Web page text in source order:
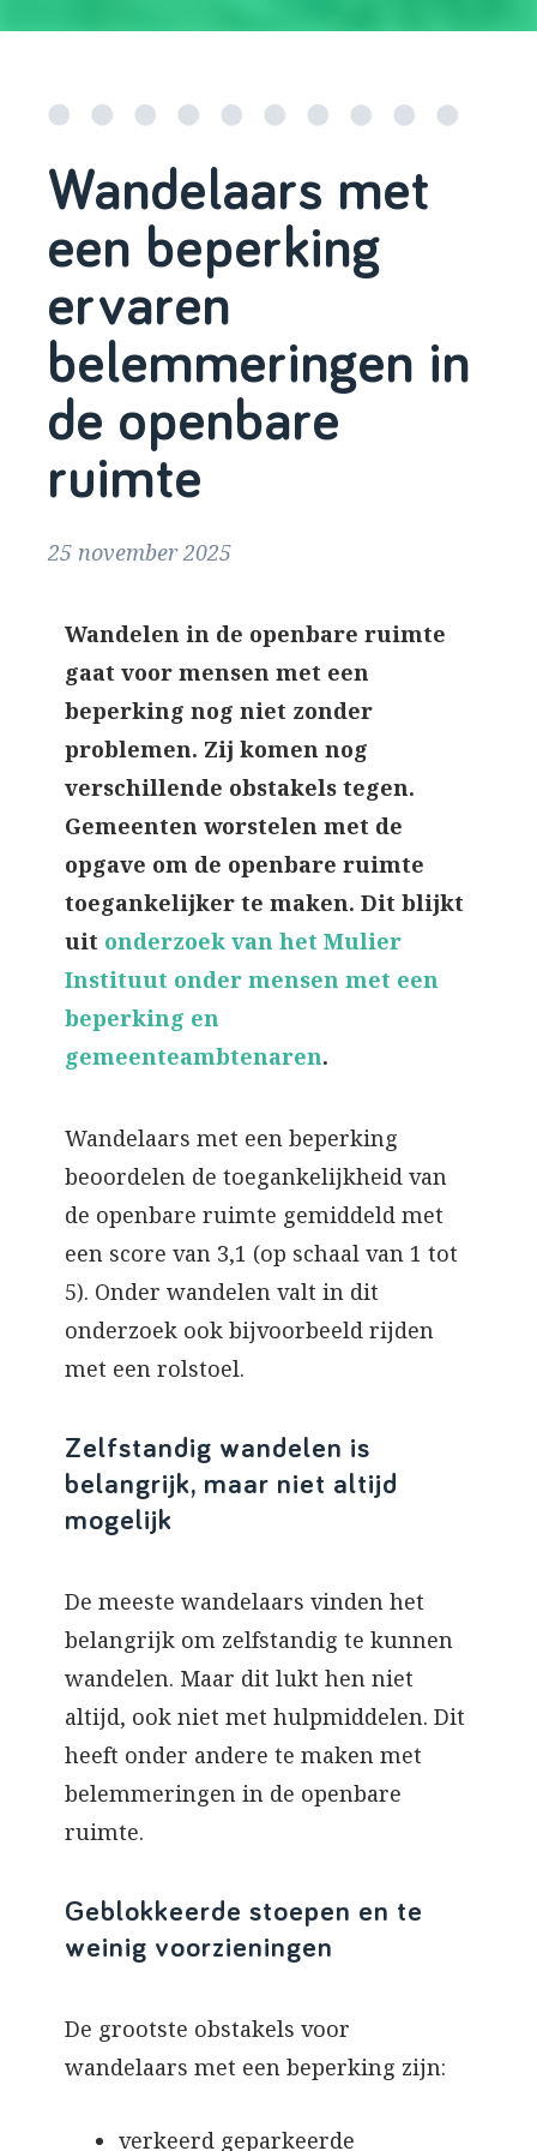
Wandelaars met
een beperking
ervaren
belemmeringen in
de openbare
ruimte
25 november 2025
Wandelen in de openbare ruimte
gaat voor mensen met een
beperking nog niet zonder
problemen. Zij komen nog
verschillende obstakels tegen.
Gemeenten worstelen met de
opgave om de openbare ruimte
toegankelijker te maken. Dit blijkt
uit onderzoek van het Mulier
Instituut onder mensen met een
beperking en
gemeenteambtenaren.
Wandelaars met een beperking
beoordelen de toegankelijkheid van
de openbare ruimte gemiddeld met
een score van 3,1 (op schaal van 1 tot
5). Onder wandelen valt in dit
onderzoek ook bijvoorbeeld rijden
met een rolstoel.
Zelfstandig wandelen is
belangrijk, maar niet altijd
mogelijk
De meeste wandelaars vinden het
belangrijk om zelfstandig te kunnen
wandelen. Maar dit lukt hen niet
altijd, ook niet met hulpmiddelen. Dit
heeft onder andere te maken met
belemmeringen in de openbare
ruimte.
Geblokkeerde stoepen en te
weinig voorzieningen
De grootste obstakels voor
wandelaars met een beperking zijn:
verkeerd geparkeerde